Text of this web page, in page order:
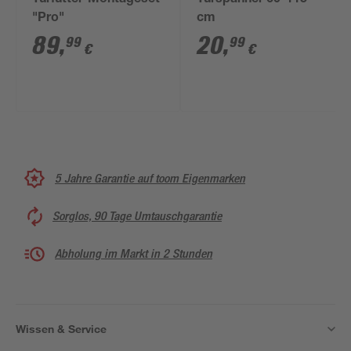
"Pro"
89,99 €
cm
20,99 €
5 Jahre Garantie auf toom Eigenmarken
Sorglos, 90 Tage Umtauschgarantie
Abholung im Markt in 2 Stunden
Wissen & Service